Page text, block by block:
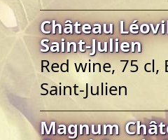
Château
Saint-Julien
Red wine, 75
Saint-Julien
Magnum